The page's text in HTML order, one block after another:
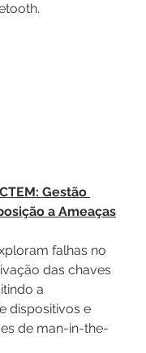
CTEM: Gestão
a Ameaças
falhas no
das chaves
a
dispositivos e
de man-in-the-